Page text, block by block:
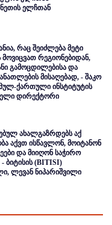
ელჩთან
რაც შეიძლება მეტი
რეგიონებიდან,
გამოცდილებისა და
მისაღებად, - შაკო
ქართული ინსტიტუტის
დირექტორი
ახალგაზრდებს აქ
აქვთ ისწავლონ, მოიტანონ
და მიიღონ საჭირო
ბიტისის (BITISI)
ლევან ნიპარიშვილი